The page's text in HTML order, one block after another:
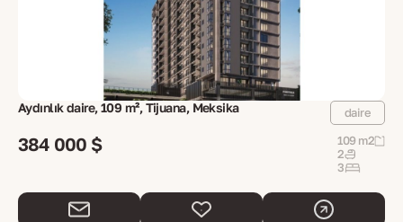
Aydınlık daire, 109 m², Tijuana, Meksika daire
384 000 $
109 m2
2
3